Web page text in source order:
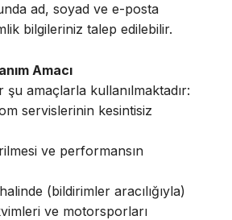
ad, soyad ve e-posta
bilgileriniz talep edilebilir.
Amacı
amaçlarla kullanılmaktadır:
servislerinin kesintisiz
ve performansın
(bildirimler aracılığıyla)
ve motorsporları